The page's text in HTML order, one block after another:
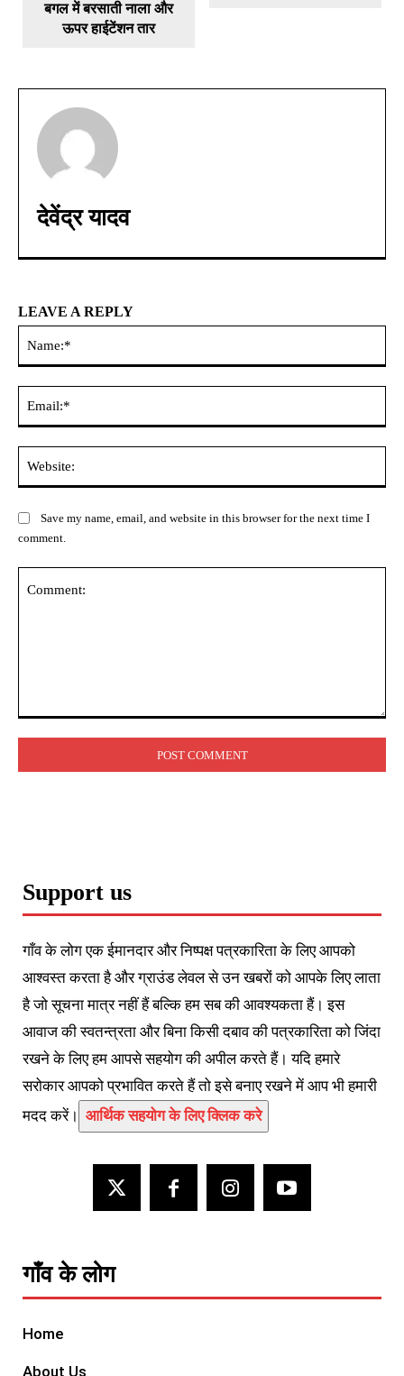
बगल में बरसाती नाला और
ऊपर हाईटेंशन तार
देवेंद्र यादव
LEAVE A REPLY
Save my name, email, and website in this browser for the next time I
comment.
Support us
गाँव के लोग एक ईमानदार और निष्पक्ष पत्रकारिता के लिए आपको
आश्वस्त करता है और ग्राउंड लेवल से उन खबरों को आपके लिए लाता
है जो सूचना मात्र नहीं हैं बल्कि हम सब की आवश्यकता हैं। इस
आवाज की स्वतन्त्रता और बिना किसी दबाव की पत्रकारिता को जिंदा
रखने के लिए हम आपसे सहयोग की अपील करते हैं। यदि हमारे
सरोकार आपको प्रभावित करते हैं तो इसे बनाए रखने में आप भी हमारी
मदद करें। आर्थिक सहयोग के लिए क्लिक करे
गाँव के लोग
Home
About Us